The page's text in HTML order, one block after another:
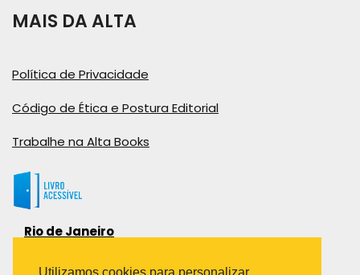
MAIS DA ALTA
Política de Privacidade
Código de Ética e Postura Editorial
Trabalhe na Alta Books
Rio de Janeiro
Bairro Industrial do Jacaré